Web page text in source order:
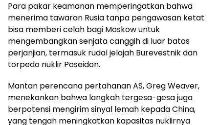
Para pakar keamanan memperingatkan bahwa
menerima tawaran Rusia tanpa pengawasan ketat
bisa memberi celah bagi Moskow untuk
mengembangkan senjata canggih di luar batas
perjanjian, termasuk rudal jelajah Burevestnik dan
torpedo nuklir Poseidon.
Mantan perencana pertahanan AS, Greg Weaver,
menekankan bahwa langkah tergesa-gesa juga
berpotensi mengirim sinyal lemah kepada China,
yang tengah meningkatkan kapasitas nuklirnya